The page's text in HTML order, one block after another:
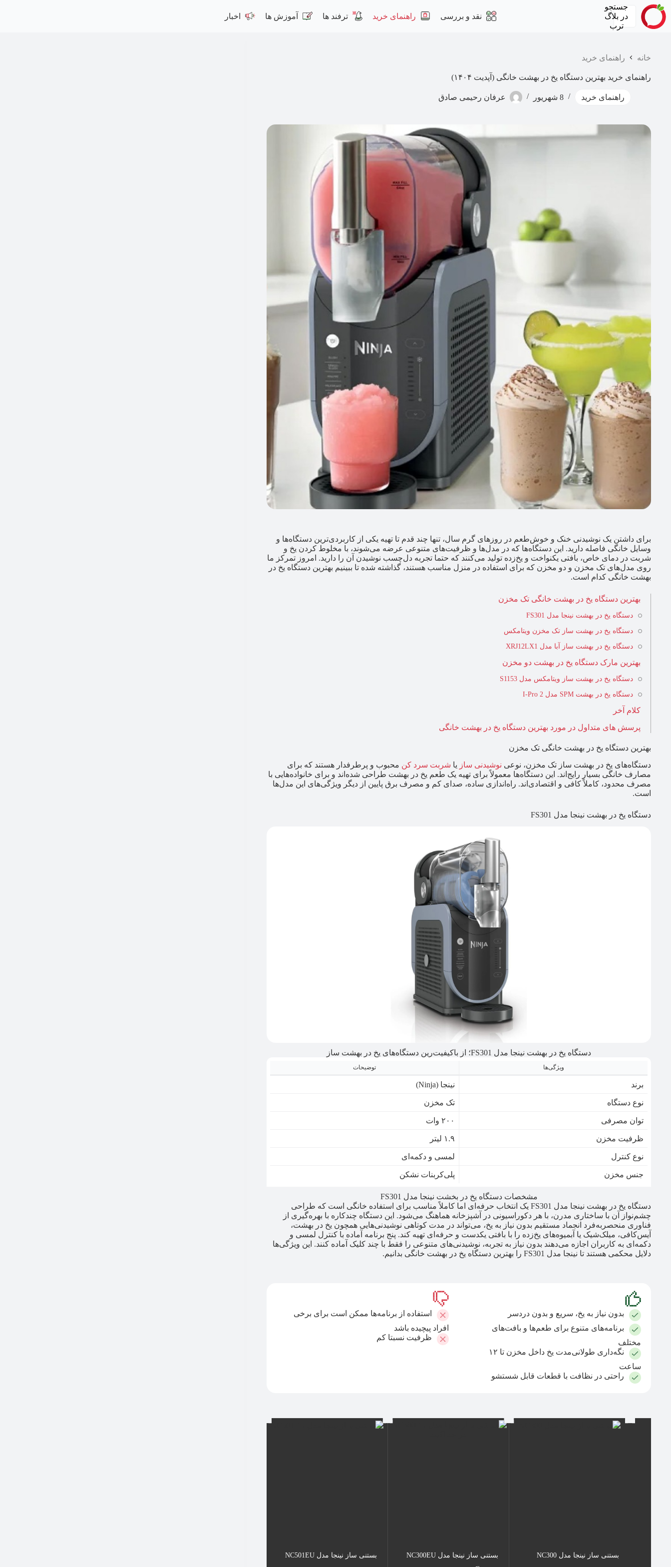
پرش
به
محتوا
جستجو
در بلاگ
ترب
نقد و بررسی راهنمای خرید ترفند ها آموزش ها اخبار
خانه راهنمای خرید
راهنمای خرید بهترین دستگاه یخ در بهشت خانگی (آپدیت ۱۴۰۴)
راهنمای خرید 8 شهریور عرفان رحیمی صادق
برای داشتن یک نوشیدنی خنک و خوش‌طعم در روزهای گرم سال، تنها چند قدم تا تهیه یکی از کاربردی‌ترین دستگاه‌ها و
وسایل خانگی فاصله دارید. این دستگاه‌ها که در مدل‌ها و ظرفیت‌های متنوعی عرضه می‌شوند، با مخلوط کردن یخ و
شربت در دمای خاص، بافتی یکنواخت و یخ‌زده تولید می‌کنند که حتما تجربه دل‌چسب نوشیدن آن را دارید. امروز تمرکز ما
روی مدل‌های تک مخزن و دو مخزن که برای استفاده در منزل مناسب هستند، گذاشته شده تا ببینیم بهترین دستگاه یخ در
بهشت خانگی کدام است.
بهترین دستگاه یخ در بهشت خانگی تک مخزن
دستگاه یخ در بهشت نینجا مدل FS301
دستگاه یخ در بهشت ساز تک مخزن ویتامکس
دستگاه یخ در بهشت ساز آبا مدل XRJ12LX1
بهترین مارک دستگاه یخ در بهشت دو مخزن
دستگاه یخ در بهشت ساز ویتامکس مدل S1153
دستگاه یخ در بهشت SPM مدل I-Pro 2
کلام آخر
پرسش های متداول در مورد بهترین دستگاه یخ در بهشت خانگی
بهترین دستگاه یخ در بهشت خانگی تک مخزن
دستگاه‌های یخ در بهشت ساز تک مخزن، نوعی نوشیدنی ساز یا شربت سرد کن محبوب و پرطرفدار هستند که برای
مصارف خانگی بسیار رایج‌اند. این دستگاه‌ها معمولاً برای تهیه یک طعم یخ در بهشت طراحی شده‌اند و برای خانواده‌هایی با
مصرف محدود، کاملاً کافی و اقتصادی‌اند. راه‌اندازی ساده، صدای کم و مصرف برق پایین از دیگر ویژگی‌های این مدل‌ها
است.
دستگاه یخ در بهشت نینجا مدل FS301
دستگاه یخ در بهشت نینجا مدل FS301؛ از باکیفیت‌رین دستگاه‌های یخ در بهشت ساز
ویژگی‌ها توضیحات
برند نینجا (Ninja)
نوع دستگاه تک مخزن
توان مصرفی ۲۰۰ وات
ظرفیت مخزن ۱.۹ لیتر
نوع کنترل لمسی و دکمه‌ای
جنس مخزن پلی‌کربنات نشکن
مشخصات دستگاه یخ در بخشت نینجا مدل FS301
دستگاه یخ در بهشت نینجا مدل FS301 یک انتخاب حرفه‌ای اما کاملاً مناسب برای استفاده خانگی است که طراحی
چشم‌نواز آن با ساختاری مدرن، با هر دکوراسیونی در آشپزخانه هماهنگ می‌شود. این دستگاه چندکاره با بهره‌گیری از
فناوری منحصربه‌فرد انجماد مستقیم بدون نیاز به یخ، می‌تواند در مدت کوتاهی نوشیدنی‌هایی همچون یخ در بهشت،
آیس‌کافی، میلک‌شیک یا آبمیوه‌های یخ‌زده را با بافتی یکدست و حرفه‌ای تهیه کند. پنج برنامه آماده با کنترل لمسی و
دکمه‌ای به کاربران اجازه می‌دهند بدون نیاز به تجربه، نوشیدنی‌های متنوعی را فقط با چند کلیک آماده کنند. این ویژگی‌ها
دلایل محکمی هستند تا نینجا مدل FS301 را بهترین دستگاه یخ در بهشت خانگی بدانیم.
بدون نیاز به یخ، سریع و بدون دردسر
برنامه‌های متنوع برای طعم‌ها و بافت‌های
مختلف
نگه‌داری طولانی‌مدت یخ داخل مخزن تا ۱۲
ساعت
راحتی در نظافت با قطعات قابل شستشو
استفاده از برنامه‌ها ممکن است برای برخی
افراد پیچیده باشد
ظرفیت نسبتا کم
بستنی ساز نینجا مدل NC501EU
بستنی ساز نینجا مدل NC300EU
بستنی ساز نینجا مدل NC300